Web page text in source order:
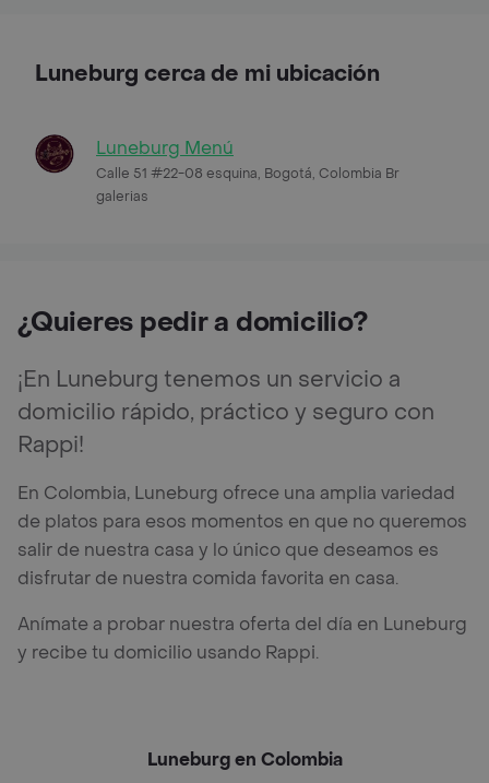
Luneburg cerca de mi ubicación
Luneburg Menú
Calle 51 #22-08 esquina, Bogotá, Colombia Br
galerias
¿Quieres pedir a domicilio?
¡En Luneburg tenemos un servicio a
domicilio rápido, práctico y seguro con
Rappi!
En Colombia, Luneburg ofrece una amplia variedad
de platos para esos momentos en que no queremos
salir de nuestra casa y lo único que deseamos es
disfrutar de nuestra comida favorita en casa.
Anímate a probar nuestra oferta del día en Luneburg
y recibe tu domicilio usando Rappi.
Luneburg en Colombia